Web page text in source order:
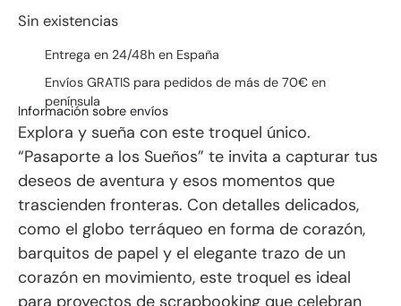
Explora y sueña con este troquel único.
“Pasaporte a los Sueños” te invita a capturar tus
deseos de aventura y esos momentos que
trascienden fronteras. Con detalles delicados,
como el globo terráqueo en forma de corazón,
barquitos de papel y el elegante trazo de un
corazón en movimiento, este troquel es ideal
para proyectos de scrapbooking que celebran
Sin existencias
Entrega en 24/48h en España
Envíos GRATIS para pedidos de más de 70€ en
península
Información sobre envíos